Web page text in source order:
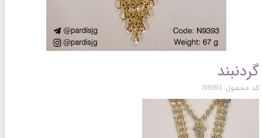
گردنبند
کد محصول: N9393